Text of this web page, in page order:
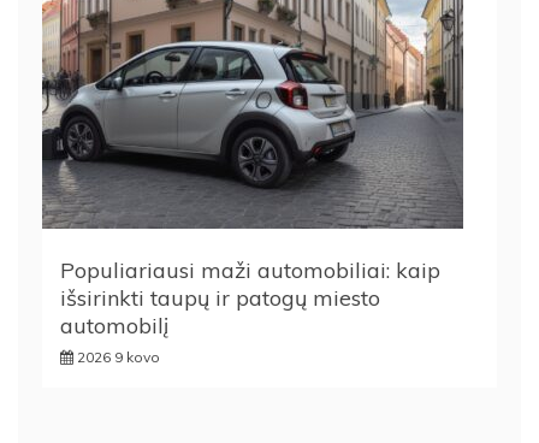
Populiariausi maži automobiliai: kaip
išsirinkti taupų ir patogų miesto
automobilį
2026 9 kovo